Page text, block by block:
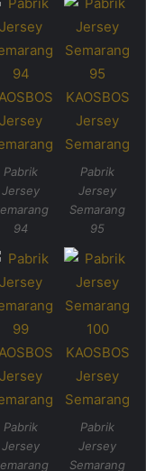
Pabrik
Jersey
94
Pabrik
Jersey
Semarang
95
Pabrik
Jersey
Pabrik
Jersey
Semarang